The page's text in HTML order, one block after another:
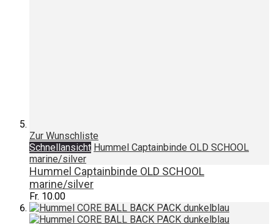
Zur Wunschliste
Schnellansicht Hummel Captainbinde OLD SCHOOL
marine/silver
Hummel Captainbinde OLD SCHOOL
marine/silver
Fr. 10.00